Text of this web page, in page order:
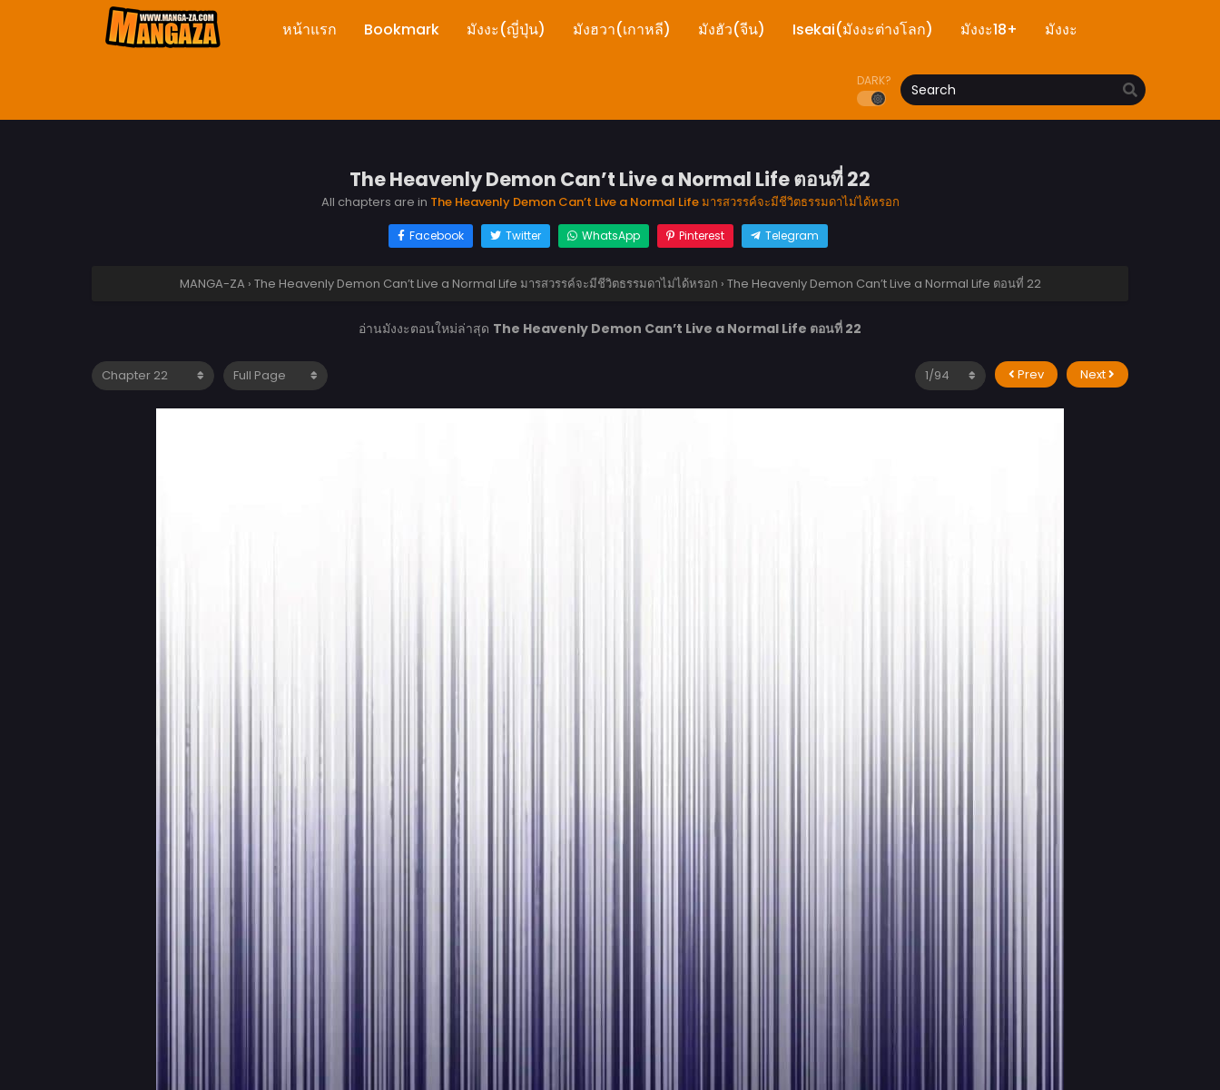
หน้าแรก Bookmark มังงะ(ญี่ปุ่น) มังฮวา(เกาหลี) มังฮัว(จีน) Isekai(มังงะต่างโลก) มังงะ18+ มังงะ
DARK?
The Heavenly Demon Can’t Live a Normal Life ตอนที่ 22
All chapters are in The Heavenly Demon Can’t Live a Normal Life มารสวรรค์จะมีชีวิตธรรมดาไม่ได้หรอก
Facebook Twitter WhatsApp Pinterest Telegram
MANGA-ZA › The Heavenly Demon Can’t Live a Normal Life มารสวรรค์จะมีชีวิตธรรมดาไม่ได้หรอก › The Heavenly Demon Can’t Live a Normal Life ตอนที่ 22
อ่านมังงะตอนใหม่ล่าสุด The Heavenly Demon Can’t Live a Normal Life ตอนที่ 22
Prev Next